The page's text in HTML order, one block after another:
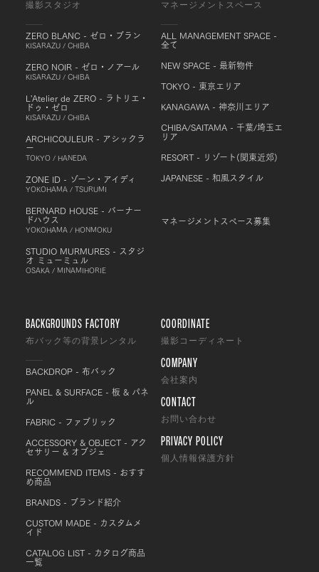
撮影スタジオ
ZERO BLANC - ゼロ・ブラン
KISARAZU / CHIBA
ZERO NOIR - ゼロ・ノアール
KISARAZU / CHIBA
L'Atelier de ZERO - ラトリエ・
ドゥ・ゼロ
KISARAZU / CHIBA
ARCHICOULEUR - アシックラ
ー
TOKYO / HANEDA
ZONE ID - ゾーン・アイディ
YOKOHAMA / TSURUMI
BERNARD HOUSE - バーナー
ドハウス
YOKOHAMA / HONMOKU
STUDIO MURMURES - スタジ
オ ミューミュル
OSAKA / MINAMIHORIE
マネージメントスペース
ALL MANAGEMENT SPACE -
全て
NEW SPACE - 最新物件
TOKYO - 東京エリア
KANAGAWA - 神奈川エリア
CHIBA/SAITAMA - 千葉/埼玉エ
リア
RESORT - リゾート(関東近郊)
JAPANESE - 和風スタイル
マネージメントスペース募集
BACKGROUNDS FACTORY
布バック等の背景レンタル
BACKDROP - 布バック
PANEL & SURFACE - 板 & パネ
ル
FABRIC - ファブリック
ACCESSORY & OBJECT - アク
セサリー & オブジェ
RECOMMEND ITEMS - おすす
め商品
BRANDS - ブランド紹介
CUSTOM MADE - カスタムメ
イド
CATALOG LIST - カタログ商品
一覧
COORDINATE
撮影コーディネート
COMPANY
会社案内
CONTACT
お問い合わせ
PRIVACY POLICY
個人情報保護方針